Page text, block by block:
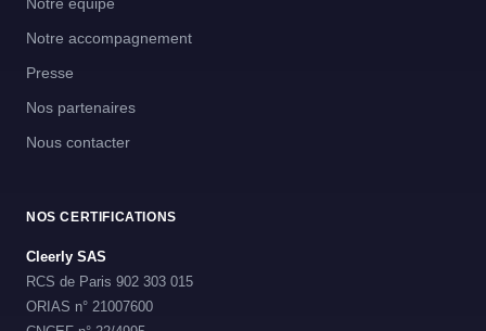
Notre accompagnement
Presse
Nos partenaires
Nous contacter
NOS CERTIFICATIONS
Cleerly SAS
RCS de Paris 902 303 015
ORIAS n° 21007600